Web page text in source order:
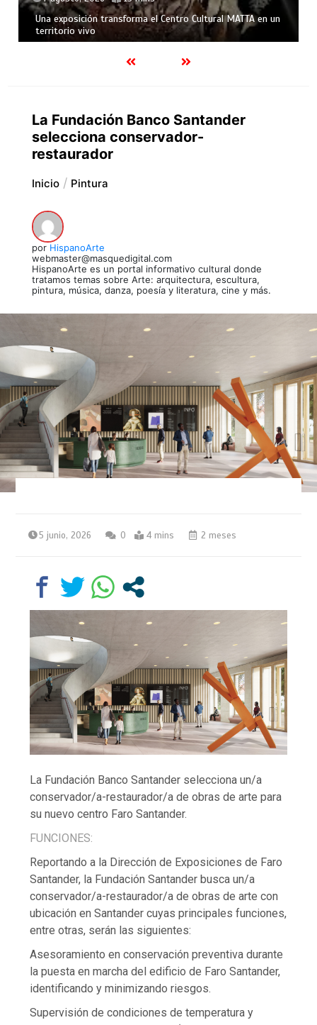
Una exposición transforma el Centro Cultural MATTA en un
territorio vivo
La Fundación Banco Santander
selecciona conservador-
restaurador
Inicio Pintura
por HispanoArte
webmaster@masquedigital.com
HispanoArte es un portal informativo cultural donde
tratamos temas sobre Arte: arquitectura, escultura,
pintura, música, danza, poesía y literatura, cine y más.
5 junio, 2026 0 4 mins 2 meses
La Fundación Banco Santander selecciona un/a
conservador/a-restaurador/a de obras de arte para
su nuevo centro Faro Santander.
FUNCIONES:
Reportando a la Dirección de Exposiciones de Faro
Santander, la Fundación Santander busca un/a
conservador/a-restaurador/a de obras de arte con
ubicación en Santander cuyas principales funciones,
entre otras, serán las siguientes:
Asesoramiento en conservación preventiva durante
la puesta en marcha del edificio de Faro Santander,
identificando y minimizando riesgos.
Supervisión de condiciones de temperatura y